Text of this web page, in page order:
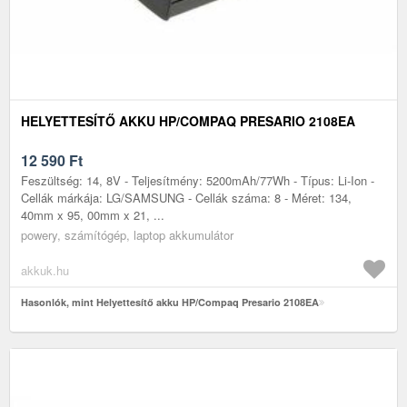
HELYETTESÍTŐ AKKU HP/COMPAQ PRESARIO 2108EA
12 590 Ft
Feszültség: 14, 8V - Teljesítmény: 5200mAh/77Wh - Típus: Li-Ion -
Cellák márkája: LG/SAMSUNG - Cellák száma: 8 - Méret: 134,
40mm x 95, 00mm x 21, ...
powery, számítógép, laptop akkumulátor
akkuk.hu
Hasonlók, mint Helyettesítő akku HP/Compaq Presario 2108EA